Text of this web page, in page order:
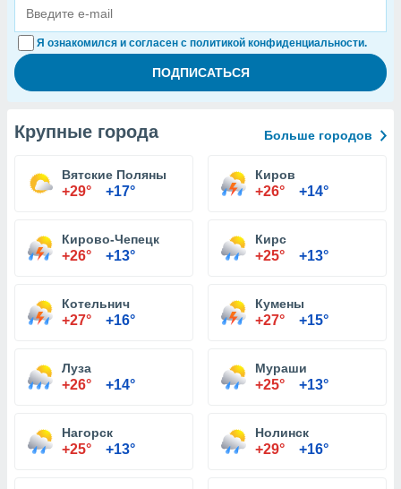
Я ознакомился и согласен с политикой конфиденциальности.
Крупные города Больше городов
Вятские Поляны
+29° +17°
Киров
+26° +14°
Кирово-Чепецк
+26° +13°
Кирс
+25° +13°
Котельнич
+27° +16°
Кумены
+27° +15°
Луза
+26° +14°
Мураши
+25° +13°
Нагорск
+25° +13°
Нолинск
+29° +16°